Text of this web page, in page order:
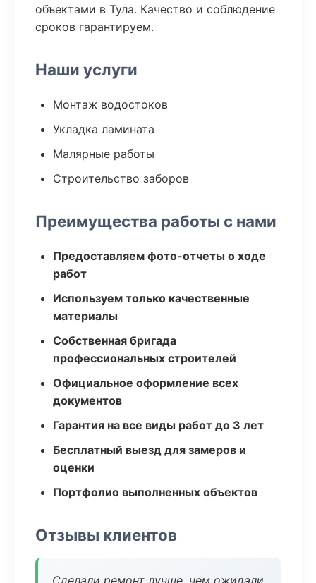
объектами в Тула. Качество и соблюдение
сроков гарантируем.
Наши услуги
Монтаж водостоков
Укладка ламината
Малярные работы
Строительство заборов
Преимущества работы с нами
Предоставляем фото-отчеты о ходе
работ
Используем только качественные
материалы
Собственная бригада
профессиональных строителей
Официальное оформление всех
документов
Гарантия на все виды работ до 3 лет
Бесплатный выезд для замеров и
оценки
Портфолио выполненных объектов
Отзывы клиентов
Сделали ремонт лучше, чем ожидали.